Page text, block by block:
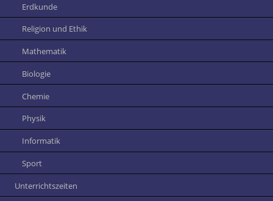
Erdkunde
Religion und Ethik
Mathematik
Biologie
Chemie
Physik
Informatik
Sport
Unterrichtszeiten